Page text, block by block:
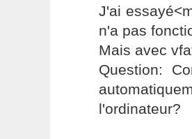
J'ai
n'a pas
Mais avec
Question:
l'ordinateur?